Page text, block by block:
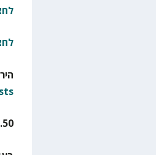
50. שחר עמיר – 4.40